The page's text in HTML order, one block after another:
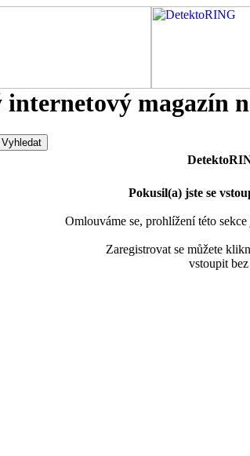
internetový magazín
Pokusil(a) jste se
Omlouváme se, prohlížení této
Zaregistrovat se můžete
vstoupit